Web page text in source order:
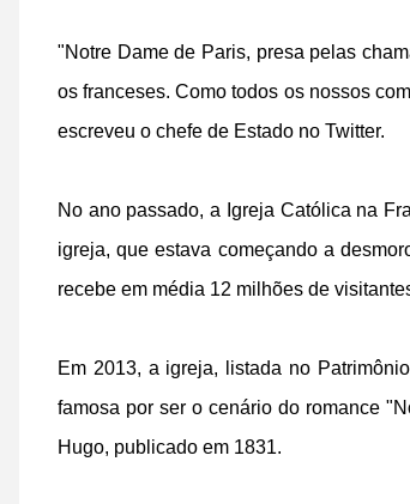
"Notre Dame de Paris, presa pelas
os franceses. Como todos os nossos
escreveu o chefe de Estado no Twitter.
No ano passado, a Igreja Católica na
igreja, que estava começando a
recebe em média 12 milhões de
Em 2013, a igreja, listada no
famosa por ser o cenário do romance
Hugo, publicado em 1831.